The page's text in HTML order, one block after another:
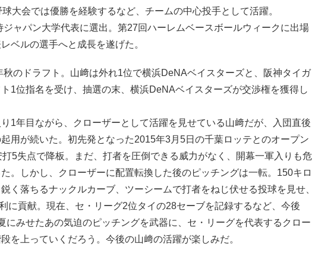
大会では優勝を経験するなど、チームの中心投手として活躍。
ャパン大学代表に選出。第27回ハーレムベースボールウィークに出場
ベルの選手へと成長を遂げた。
のドラフト。山﨑は外れ1位で横浜DeNAベイスターズと、阪神タイガ
1位指名を受け、抽選の末、横浜DeNAベイスターズが交渉権を獲得し
1年目ながら、クローザーとして活躍を見せている山﨑だが、入団直後
用が続いた。初先発となった2015年3月5日の千葉ロッテとのオープン
5失点で降板。まだ、打者を圧倒できる威力がなく、開幕一軍入りも危
。しかし、クローザーに配置転換した後のピッチングは一転。150キロ
く落ちるナックルカーブ、ツーシームで打者をねじ伏せる投球を見せ、
に貢献。現在、セ・リーグ2位タイの28セーブを記録するなど、今後
にみせたあの気迫のピッチングを武器に、セ・リーグを代表するクロー
を上っていくだろう。今後の山﨑の活躍が楽しみだ。